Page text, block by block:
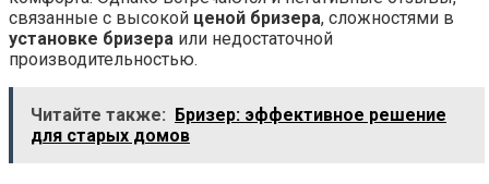
связанные с высокой ценой бризера, сложностями в
установке бризера или недостаточной
производительностью.
Читайте также:
Бризер: эффективное решение
для старых домов